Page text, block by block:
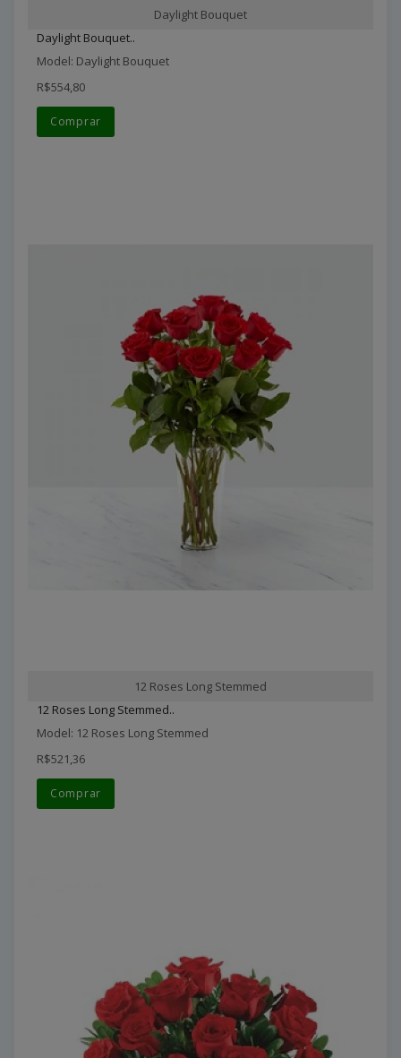
Daylight Bouquet
Daylight Bouquet..
Model: Daylight Bouquet
R$554,80
Comprar
12 Roses Long Stemmed
12 Roses Long Stemmed..
Model: 12 Roses Long Stemmed
R$521,36
Comprar